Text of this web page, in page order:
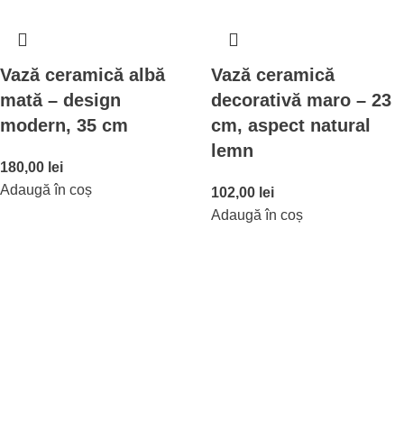
Vază ceramică albă
mată – design
modern, 35 cm
180,00 lei
Adaugă în coș
Vază ceramică
decorativă maro – 23
cm, aspect natural
lemn
102,00 lei
Adaugă în coș